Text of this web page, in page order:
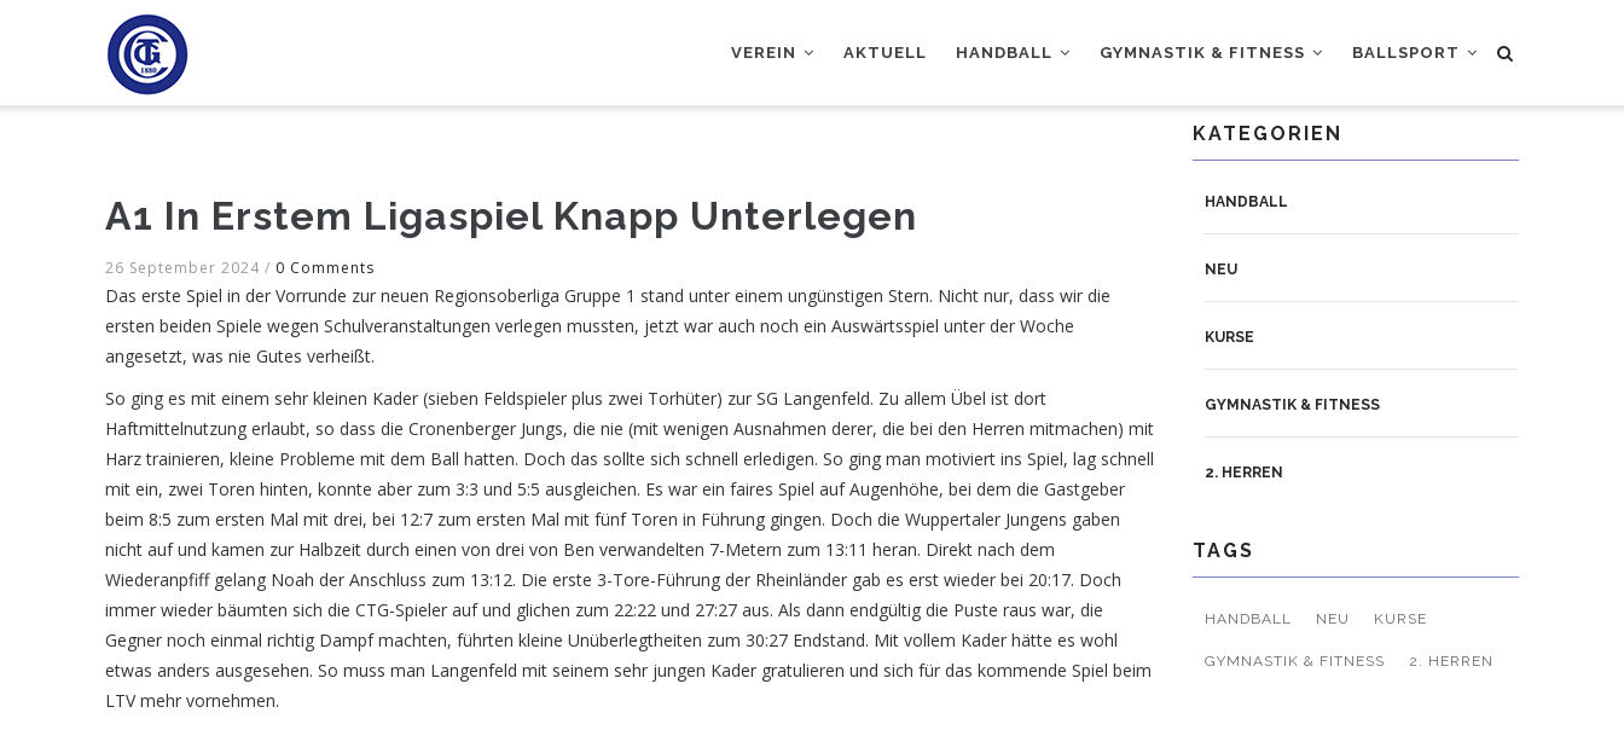
VEREIN AKTUELL HANDBALL GYMNASTIK & FITNESS BALLSPORT
A1 In Erstem Ligaspiel Knapp Unterlegen
26 September 2024 / 0 Comments
Das erste Spiel in der Vorrunde zur neuen Regionsoberliga Gruppe 1 stand unter einem ungünstigen Stern. Nicht nur, dass wir die
ersten beiden Spiele wegen Schulveranstaltungen verlegen mussten, jetzt war auch noch ein Auswärtsspiel unter der Woche
angesetzt, was nie Gutes verheißt.
So ging es mit einem sehr kleinen Kader (sieben Feldspieler plus zwei Torhüter) zur SG Langenfeld. Zu allem Übel ist dort
Haftmittelnutzung erlaubt, so dass die Cronenberger Jungs, die nie (mit wenigen Ausnahmen derer, die bei den Herren mitmachen) mit
Harz trainieren, kleine Probleme mit dem Ball hatten. Doch das sollte sich schnell erledigen. So ging man motiviert ins Spiel, lag schnell
mit ein, zwei Toren hinten, konnte aber zum 3:3 und 5:5 ausgleichen. Es war ein faires Spiel auf Augenhöhe, bei dem die Gastgeber
beim 8:5 zum ersten Mal mit drei, bei 12:7 zum ersten Mal mit fünf Toren in Führung gingen. Doch die Wuppertaler Jungens gaben
nicht auf und kamen zur Halbzeit durch einen von drei von Ben verwandelten 7-Metern zum 13:11 heran. Direkt nach dem
Wiederanpfiff gelang Noah der Anschluss zum 13:12. Die erste 3-Tore-Führung der Rheinländer gab es erst wieder bei 20:17. Doch
immer wieder bäumten sich die CTG-Spieler auf und glichen zum 22:22 und 27:27 aus. Als dann endgültig die Puste raus war, die
Gegner noch einmal richtig Dampf machten, führten kleine Unüberlegtheiten zum 30:27 Endstand. Mit vollem Kader hätte es wohl
etwas anders ausgesehen. So muss man Langenfeld mit seinem sehr jungen Kader gratulieren und sich für das kommende Spiel beim
LTV mehr vornehmen.
KATEGORIEN
HANDBALL
NEU
KURSE
GYMNASTIK & FITNESS
2. HERREN
TAGS
HANDBALL NEU KURSE
GYMNASTIK & FITNESS 2. HERREN